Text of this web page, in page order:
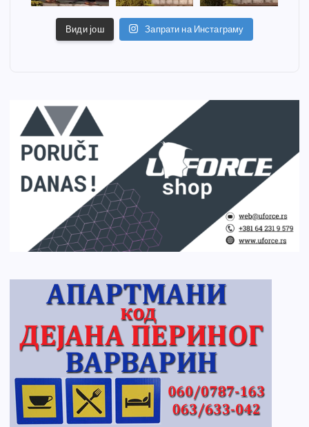
Види још Запрати на Инстаграму